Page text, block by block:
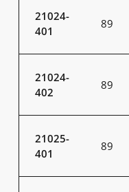
21024-
401
89
21024-
402
89
21025-
401
89